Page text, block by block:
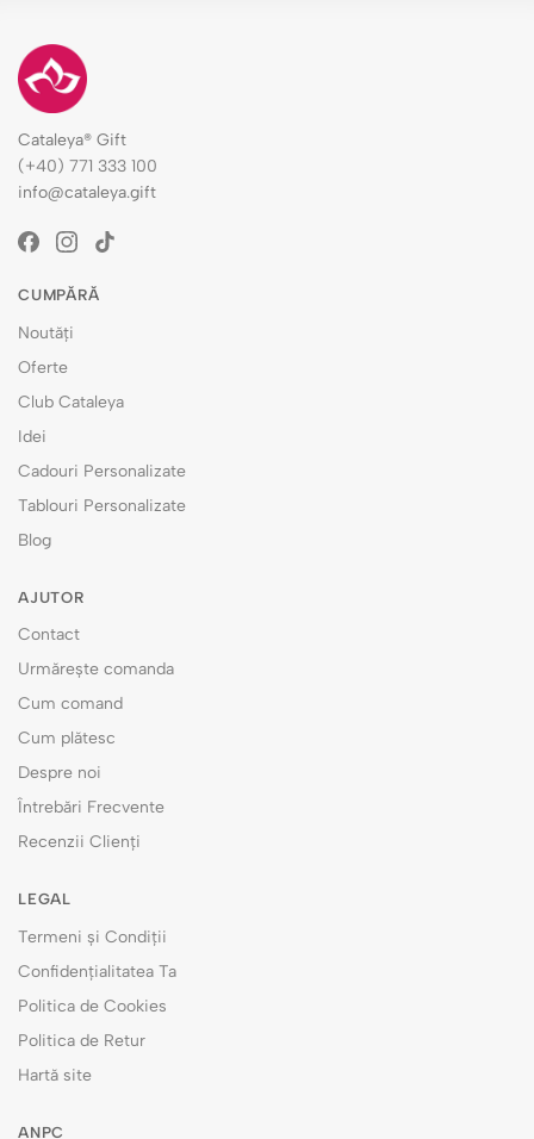
Cataleya® Gift
(+40) 771 333 100
info@cataleya.gift
CUMPĂRĂ
Noutăți
Oferte
Club Cataleya
Idei
Cadouri Personalizate
Tablouri Personalizate
Blog
AJUTOR
Contact
Urmărește comanda
Cum comand
Cum plătesc
Despre noi
Întrebări Frecvente
Recenzii Clienți
LEGAL
Termeni și Condiții
Confidențialitatea Ta
Politica de Cookies
Politica de Retur
Hartă site
ANPC